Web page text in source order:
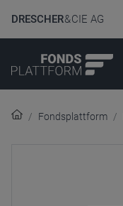
DRESCHER& CIE AG
Fondsplattform